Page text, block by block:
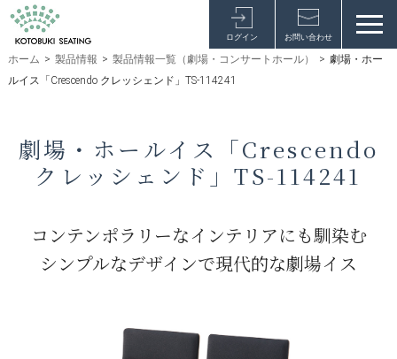
ログイン お問い合わせ
ホーム > 製品情報 > 製品情報一覧（劇場・コンサートホール） > 劇場・ホー
ルイス「Crescendo クレッシェンド」TS-114241
劇場・ホールイス「Crescendo
クレッシェンド」TS-114241
コンテンポラリーなインテリアにも馴染む
シンプルなデザインで現代的な劇場イス